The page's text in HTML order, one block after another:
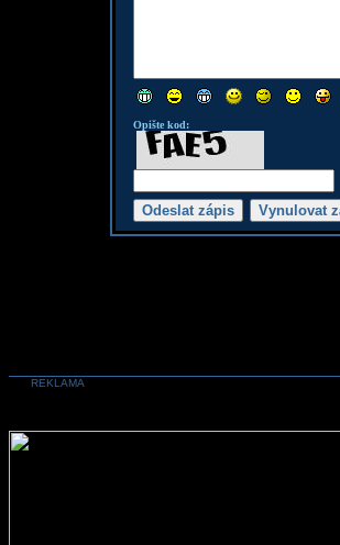
Opište kod:
REKLAMA